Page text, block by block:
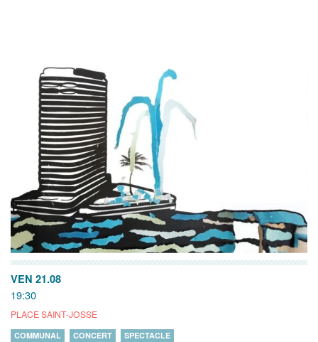
VEN 21.08
19:30
PLACE SAINT-JOSSE
COMMUNAL CONCERT SPECTACLE